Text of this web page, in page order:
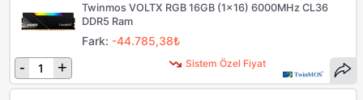
Sistem Özel Fiyat
Twinmos VOLTX RGB 16GB (1x16) 6000MHz CL36
DDR5 Ram
Fark: -44.785,38₺
- +